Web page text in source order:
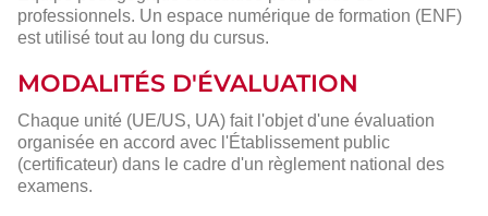
professionnels. Un espace numérique de formation (ENF)
est utilisé tout au long du cursus.
MODALITÉS D'ÉVALUATION
Chaque unité (UE/US, UA) fait l'objet d'une évaluation
organisée en accord avec l'Établissement public
(certificateur) dans le cadre d'un règlement national des
examens.